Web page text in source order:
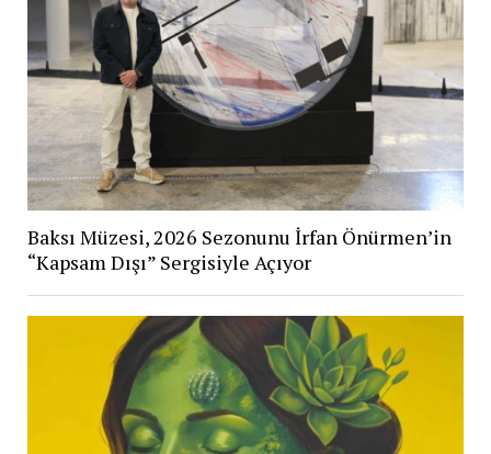
Baksı Müzesi, 2026 Sezonunu İrfan Önürmen’in
“Kapsam Dışı” Sergisiyle Açıyor